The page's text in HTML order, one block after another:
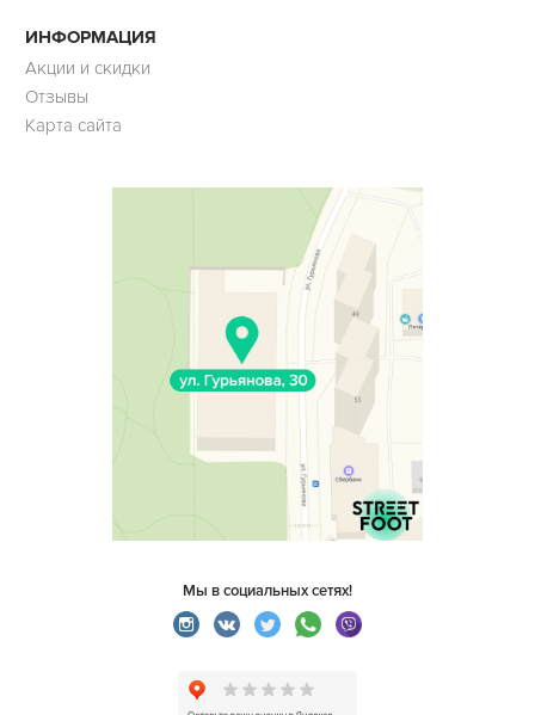
ИНФОРМАЦИЯ
Акции и скидки
Отзывы
Карта сайта
Мы в социальных сетях!